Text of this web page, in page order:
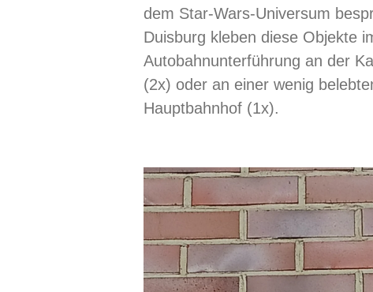
dem Star-Wars-Universum
Duisburg kleben diese Objekte
Autobahnunterführung an der
(2x) oder an einer wenig
Hauptbahnhof (1x).